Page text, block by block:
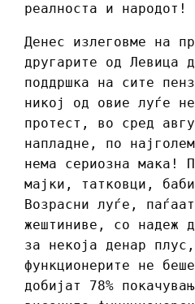
реалноста и народот!
Денес излеговме на
другарите од Левица
поддршка на сите
никој од овие луѓе
протест, во сред
напладне, по
нема сериозна мака!
мајки, татковци,
Возрасни луѓе,
жештиниве, со надеж
за некоја денар
функционерите не
добијат 78%